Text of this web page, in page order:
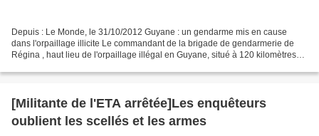
Depuis : Le Monde, le 31/10/2012 Guyane : un gendarme mis en cause
dans l'orpaillage illicite Le commandant de la brigade de gendarmerie de
Régina , haut lieu de l'orpaillage illégal en Guyane, situé à 120 kilomètres
[Militante de l'ETA arrêtée]Les enquêteurs
oublient les scellés et les armes